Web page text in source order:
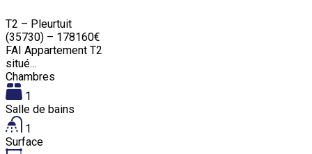
T2 – Pleurtuit
(35730) – 178160€
FAI Appartement T2
situé…
Chambres
1
Salle de bains
1
Surface